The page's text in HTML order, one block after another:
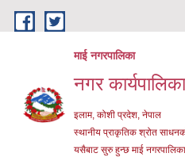
Skip to main content
माई नगरपालिका
नगर
इलाम, कोशी प्रदेश, नेपाल
स्थानीय प्राकृतिक श्रोत
यसैबाट सुरु हुन्छ माई